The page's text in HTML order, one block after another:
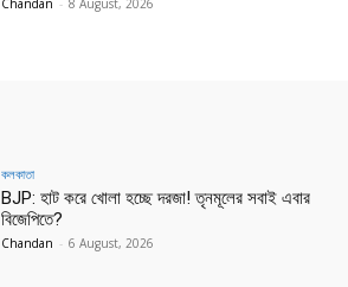
Chandan - 8 August, 2026
কলকাতা
BJP: হাট করে খোলা হচ্ছে দরজা! তৃনমূলের সবাই এবার
বিজেপিতে?
Chandan - 6 August, 2026